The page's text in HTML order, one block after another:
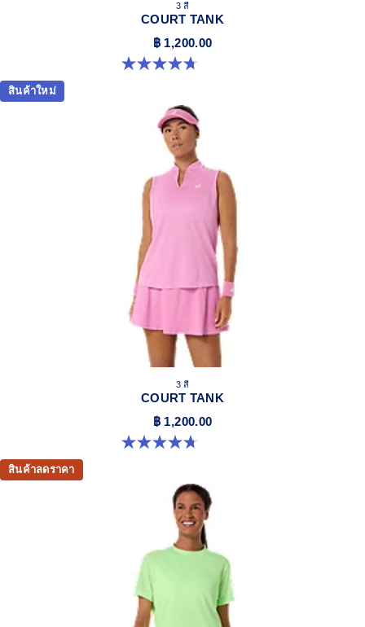
3 สี
COURT TANK
฿ 1,200.00
4.7 จาก 5 ดาว 14 รีวิว
สินค้าใหม่
3 สี
COURT TANK
฿ 1,200.00
4.7 จาก 5 ดาว 14 รีวิว
สินค้าลดราคา